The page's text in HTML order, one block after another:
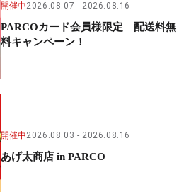
開催中2026.08.07 2026.08.16
PARCOカード会員様限定 配送料無
料キャンペーン！
開催中2026.08.03 2026.08.16
あげ太商店 in PARCO